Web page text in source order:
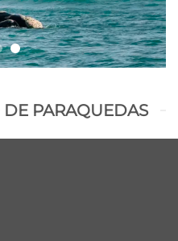
DE PARAQUEDAS